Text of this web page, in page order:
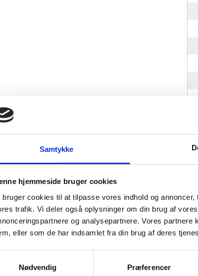
Samtykke
hjemmeside bruger cookies
bruger cookies til at tilpasse vores indhold og
trafik. Vi deler også oplysninger om din brug af
og analysepartnere. Vores
eller som de har indsamlet fra din brug af deres
Nødvendig
Præferencer